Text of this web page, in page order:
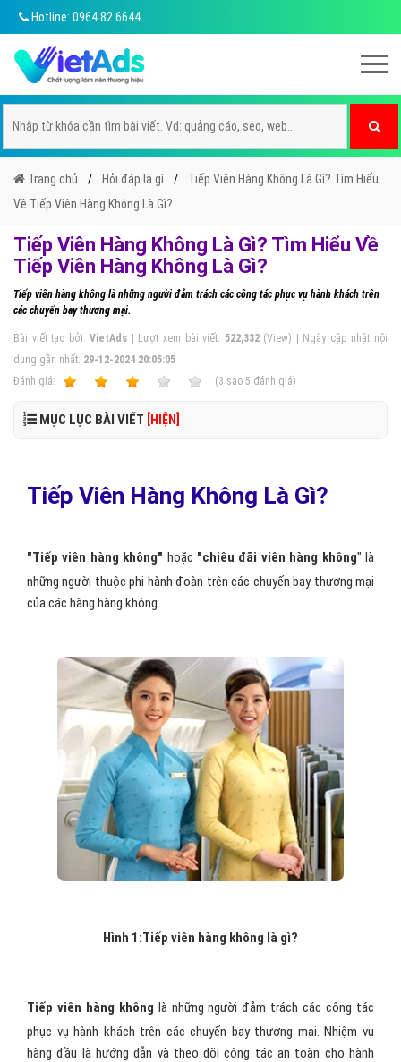
Hotline: 0964 82 6644
Trang chủ Hỏi đáp là gì
Tiếp Viên Hàng Không Là Gì? Tìm Hiểu
Về Tiếp Viên Hàng Không Là Gì?
Tiếp Viên Hàng Không Là Gì? Tìm Hiểu Về
Tiếp Viên Hàng Không Là Gì?
Tiếp viên hàng không là những người đảm trách các công tác phục vụ hành khách trên
các chuyến bay thương mại.
Bài viết tạo bởi:VietAds | Lượt xem bài viết: 522,332(View) | Ngày cập nhật nội
dung gần nhất: 29-12-2024 20:05:05
Ðánh giá:
(3 sao 5 đánh giá)
MỤC LỤC BÀI VIẾT [HIỆN]
Tiếp Viên Hàng Không Là Gì?
"Tiếp viên hàng không" hoặc "chiêu đãi viên hàng không" là
những người thuộc phi hành đoàn trên các chuyến bay thương mại
của các hãng hàng không.
Hình 1:Tiếp viên hàng không là gì?
Tiếp viên hàng không là những người đảm trách các công tác
phục vụ hành khách trên các chuyến bay thương mại. Nhiệm vụ
hàng đầu là hướng dẫn và theo dõi công tác an toàn cho hành